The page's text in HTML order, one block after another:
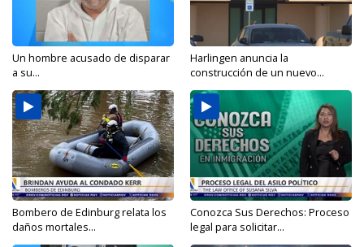
Un hombre acusado de disparar
a su...
Harlingen anuncia la
construcción de un nuevo...
Bombero de Edinburg relata los
daños mortales...
Conozca Sus Derechos: Proceso
legal para solicitar...